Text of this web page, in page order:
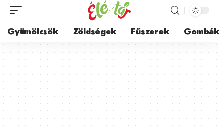
Gyümölcsök Zöldségek Fűszerek Gombák